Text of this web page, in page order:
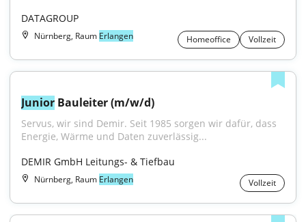
DATAGROUP
Nürnberg, Raum Erlangen Homeoffice Vollzeit
Junior Bauleiter (m/w/d)
Servus, wir sind Demir. Seit 1985 sorgen wir dafür, dass
Energie, Wärme und Daten zuverlässig...
DEMIR GmbH Leitungs- & Tiefbau
Nürnberg, Raum Erlangen Vollzeit